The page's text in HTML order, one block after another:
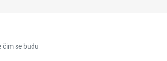
čim se budu